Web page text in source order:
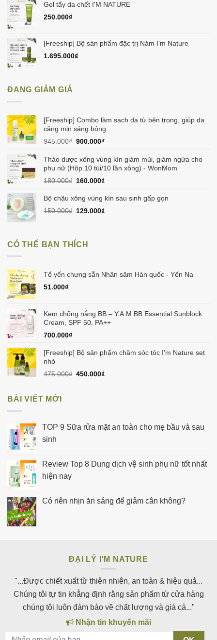
Gel tẩy da chết I'M NATURE
250.000₫
[Freeship] Bộ sản phẩm đặc trị Nám I'm Nature
1.695.000₫
ĐANG GIẢM GIÁ
[Freeship] Combo làm sạch da từ bên trong, giúp da
căng mịn sáng bóng
945.000₫ Giá
là:
945.000₫.
900.000₫Giá
tại
là:
Thảo dược xông vùng kín giảm mùi, giảm ngứa cho
phụ nữ (Hộp 10 túi/10 lần xông) - WonMom
180.000₫ Giá
là:
160.000₫Giá
tại
160.000₫.
Bộ chậu xông vùng kín sau sinh gấp gọn
150.000₫ Giá
129.000₫Giá
CÓ THỂ BẠN THÍCH
Tổ yến chưng sẵn Nhân sâm Hàn quốc - Yến Na
51.000₫
Kem chống nắng BB – Y.A.M BB Essential Sunblock
Cream, SPF 50, PA++
700.000₫
[Freeship] Bộ sản phẩm chăm sóc tóc I'm Nature set
nhỏ
475.000₫ Giá
450.000₫Giá
BÀI VIẾT MỚI
TOP 9 Sữa rửa mặt an toàn cho mẹ bầu và sau
sinh
Review Top 8 Dung dịch vệ sinh phụ nữ tốt nhất
hiện nay
Có nên nhịn ăn sáng để giảm cân không?
ĐẠI LÝ I'M NATURE
"...Được chiết xuất từ thiên nhiên, an toàn & hiệu quả...
Chúng tôi tự tin khẳng định rằng sản phẩm từ cửa hàng
chúng tôi luôn đảm bảo về chất lượng và giá cả..."
Nhận tin khuyến mãi